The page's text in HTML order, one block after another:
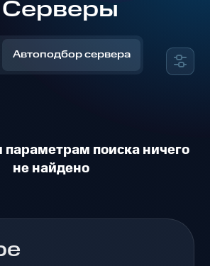
Серверы
Автоподбор сервера
поиска ничего
не найдено